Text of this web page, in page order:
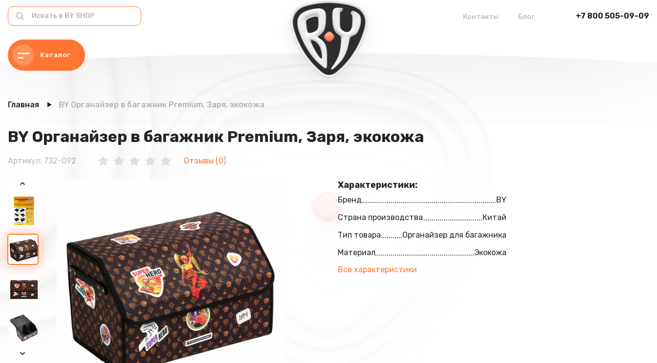
Каталог
+7 800 505-09-09
Контакты Блог
Главная BY Органайзер в багажник Premium, Заря, экокожа
BY Органайзер в багажник Premium, Заря, экокожа
Артикул: 732-092 Отзывы (0)
Характеристики:
Бренд
BY
Страна производства
Китай
Тип товара
Органайзер для багажника
Материал
Экокожа
Все характеристики